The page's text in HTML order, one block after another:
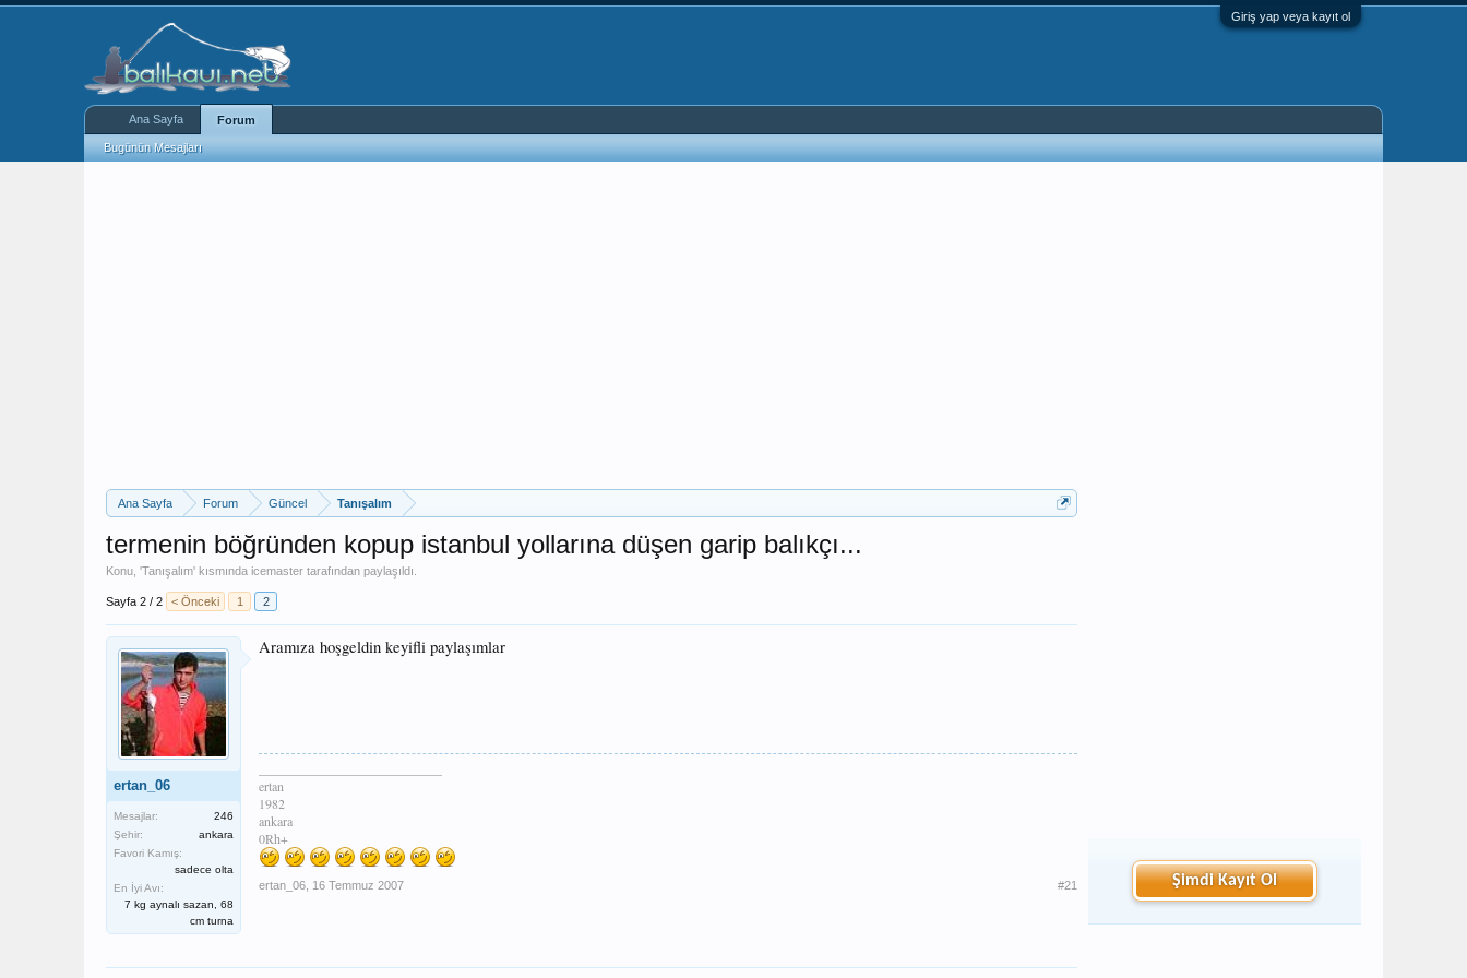
Giriş yap veya kayıt ol
Ana Sayfa Forum Güncel Tanışalım
termenin böğründen kopup istanbul yollarına düşen garip balıkçı...
Konu, 'Tanışalım' kısmında icemaster tarafından paylaşıldı.
Sayfa 2 / 2 < Önceki 1 2
ertan_06
Mesajlar:
246
Şehir:
ankara
Favori Kamış:
sadece olta
En İyi Avı:
7 kg aynalı sazan, 68
cm turna
Aramıza hoşgeldin keyifli paylaşımlar
ertan
1982
ankara
0Rh+
ertan_06 16 Temmuz 2007 #21 Şimdi Kayıt Ol
Ana Sayfa Forum
Bugünün Mesajları